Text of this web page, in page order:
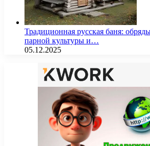
Традиционная русская баня:
парной культуры и…
05.12.2025